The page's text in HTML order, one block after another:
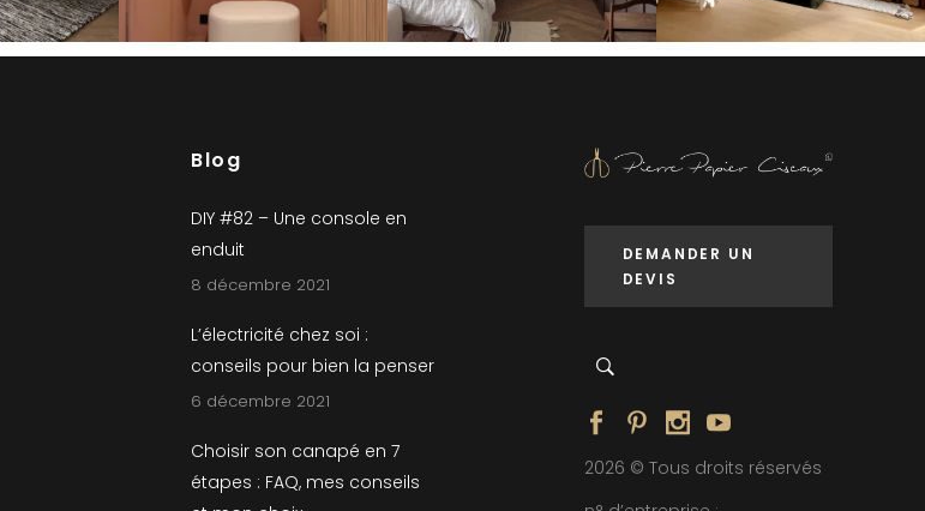
Blog
DIY #82 – Une console en
enduit
8 décembre 2021
L’électricité chez soi :
conseils pour bien la penser
6 décembre 2021
Choisir son canapé en 7
étapes : FAQ, mes conseils
DEMANDER UN
DEVIS
2026 © Tous droits réservés